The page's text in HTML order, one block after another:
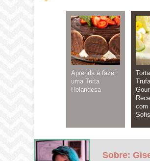
Aprenda a fazer
uma Torta
Holandesa
com
Sobre: